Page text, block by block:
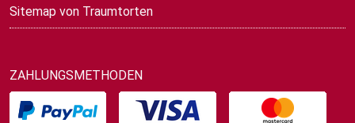
Sitemap von Traumtorten
ZAHLUNGSMETHODEN